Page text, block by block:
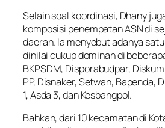
Selain soal koordinasi, Dhany
komposisi penempatan ASN di
daerah. Ia menyebut adanya
dinilai cukup dominan di
BKPSDM, Disporabudpar,
PP, Disnaker, Setwan, Bapenda,
1, Asda 3, dan Kesbangpol.
Bahkan, dari 10 kecamatan di